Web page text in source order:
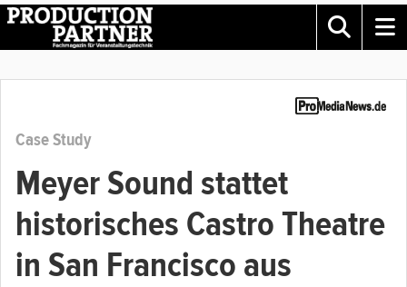
Case Study
Meyer Sound stattet
historisches Castro Theatre
in San Francisco aus